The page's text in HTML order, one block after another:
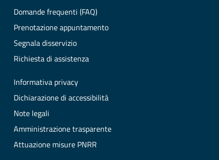
Domande frequenti (FAQ)
Prenotazione appuntamento
Segnala disservizio
Richiesta di assistenza
Informativa privacy
Dichiarazione di accessibilità
Note legali
Amministrazione trasparente
Attuazione misure PNRR